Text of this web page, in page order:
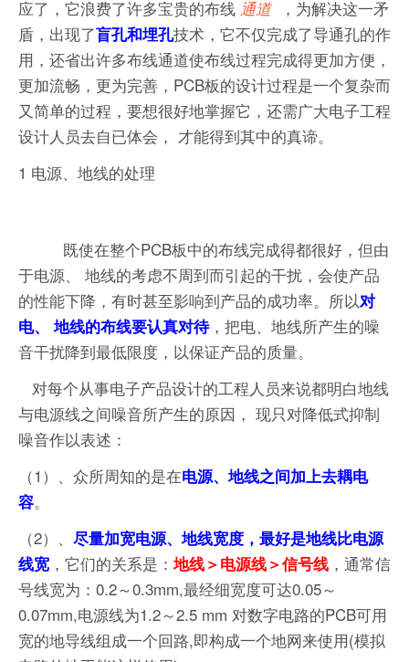
应了，它浪费了许多宝贵的布线 通道
，为解决这一矛
盾，出现了盲孔和埋孔技术，它不仅完成了导通孔的作
用，还省出许多布线通道使布线过程完成得更加方便，
更加流畅，更为完善，PCB板的设计过程是一个复杂而
又简单的过程，要想很好地掌握它，还需广大电子工程
设计人员去自已体会， 才能得到其中的真谛。
1 电源、地线的处理
既使在整个PCB板中的布线完成得都很好，但由
于电源、 地线的考虑不周到而引起的干扰，会使产品
的性能下降，有时甚至影响到产品的成功率。所以对
电、 地线的布线要认真对待，把电、地线所产生的噪
音干扰降到最低限度，以保证产品的质量。
对每个从事电子产品设计的工程人员来说都明白地线
与电源线之间噪音所产生的原因， 现只对降低式抑制
噪音作以表述：
（1）、众所周知的是在电源、地线之间加上去耦电
容。
（2）、 尽量加宽电源、地线宽度，最好是地线比电源
线宽 ，它们的关系是： 地线＞电源线＞信号线 ，通常信
号线宽为：0.2～0.3mm,最经细宽度可达0.05～
0.07mm,电源线为1.2～2.5 mm 对数字电路的PCB可用
宽的地导线组成一个回路,即构成一个地网来使用(模拟